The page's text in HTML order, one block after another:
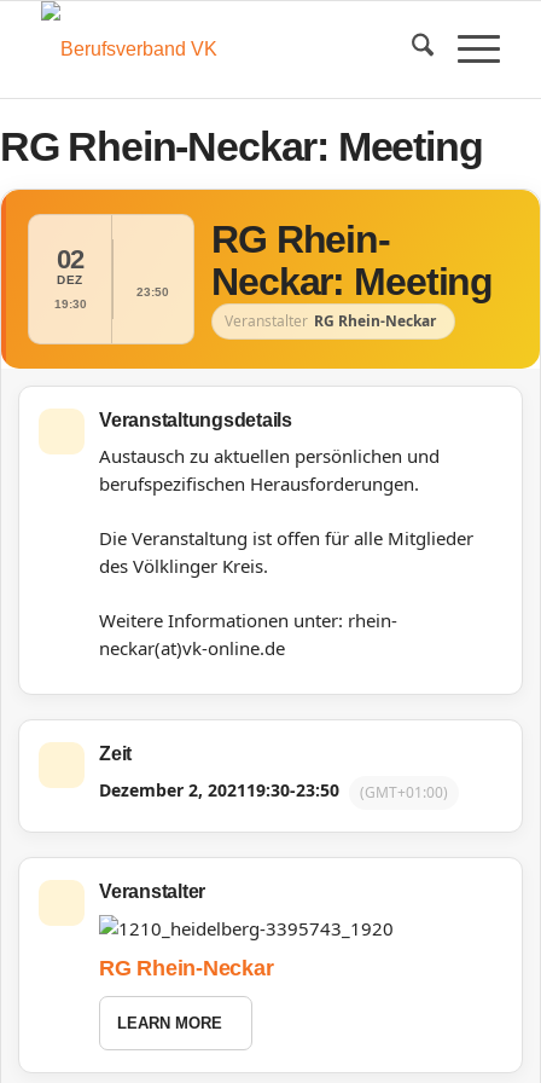
RG Rhein-Neckar: Meeting
02
DEZ
19:30
23:50
RG Rhein-
Neckar: Meeting
Veranstalter RG Rhein-Neckar
Veranstaltungsdetails
Austausch zu aktuellen persönlichen und
berufspezifischen Herausforderungen.
Die Veranstaltung ist offen für alle Mitglieder
des Völklinger Kreis.
Weitere Informationen unter: rhein-
neckar(at)vk-online.de
Zeit
Dezember 2, 202119:30-23:50 (GMT+01:00)
Veranstalter
RG Rhein-Neckar
LEARN MORE